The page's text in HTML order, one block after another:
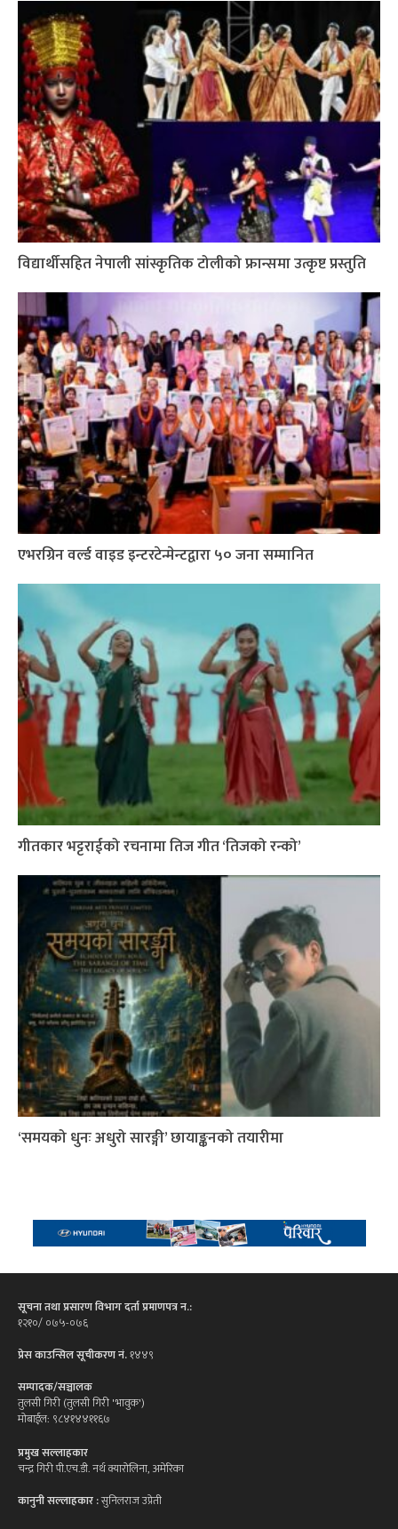
विद्यार्थीसहित नेपाली सांस्कृतिक टोलीको फ्रान्समा उत्कृष्ट प्रस्तुति
एभरग्रिन वर्ल्ड वाइड इन्टरटेन्मेन्टद्वारा ५० जना सम्मानित
गीतकार भट्टराईको रचनामा तिज गीत ‘तिजको रन्को’
‘समयको धुनः अधुरो सारङ्गी’ छायाङ्कनको तयारीमा
सूचना तथा प्रसारण विभाग दर्ता प्रमाणपत्र न.:
१२१०/ ०७५-०७६
प्रेस काउन्सिल सूचीकरण नं.१४४९
सम्पादक/सञ्चालक
तुलसी गिरी (तुलसी गिरी 'भावुक')
मोबाईल: ९८४१४४११६७
प्रमुख सल्लाहकार
चन्द्र गिरी पी.एच.डी. नर्थ क्यारोलिना, अमेरिका
कानुनी सल्लाहकार :सुनिलराज उप्रेती